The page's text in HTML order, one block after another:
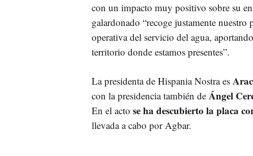
con un impacto muy positivo sobre su
galardonado “recoge justamente
operativa del servicio del agua,
territorio donde estamos presentes”.
La presidenta de Hispania Nostra es
con la presidencia también de Ángel
En el acto se ha descubierto la placa
llevada a cabo por Agbar.